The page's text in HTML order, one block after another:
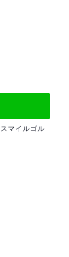
マイルゴル